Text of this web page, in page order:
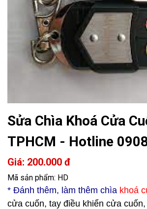
Sửa Chìa Khoá Cửa
TPHCM - Hotline
Giá: 200.000 đ
Mã sản phẩm: HD
* Đánh thêm, làm thêm chìa khoá
cửa cuốn, tay điều khiển cửa cuốn,